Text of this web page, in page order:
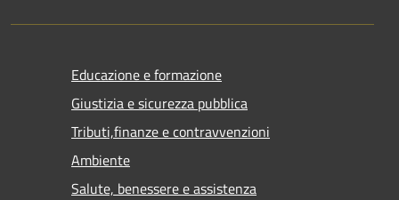
Educazione e formazione
Giustizia e sicurezza pubblica
Tributi,finanze e contravvenzioni
Ambiente
Salute, benessere e assistenza